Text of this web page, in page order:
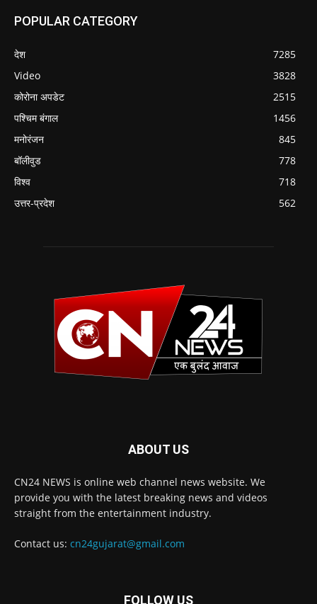
POPULAR CATEGORY
देश
7285
Video
3828
कोरोना अपडेट
2515
पश्चिम बंगाल
1456
मनोरंजन
845
बॉलीवुड
778
विश्व
718
उत्तर-प्रदेश
562
ABOUT US
CN24 NEWS is online web channel news website. We
provide you with the latest breaking news and videos
straight from the entertainment industry.
Contact us: cn24gujarat@gmail.com
FOLLOW US